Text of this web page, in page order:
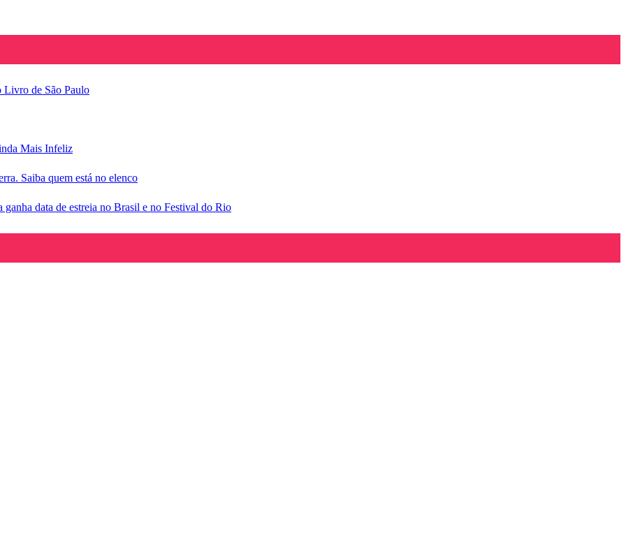
Livro de São Paulo
Mais Infeliz
Saiba quem está no elenco
data de estreia no Brasil e no Festival do Rio